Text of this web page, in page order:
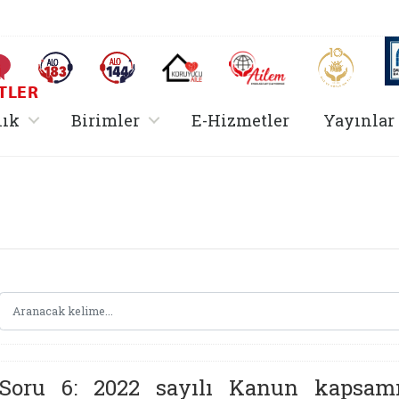
Sıkça Sorulan SorularAlo 183 (yeni sekmede açılır)Alo 144 (yeni sekmede açılır)Koruyucu Aile (yeni sekmede açılır)
AİLEM İletişim Aile ve
, alt menü içerir
Birimler, alt menü içerir
E-Hizmetler Yayınlar
Soru 6: 2022 sayılı Kanun